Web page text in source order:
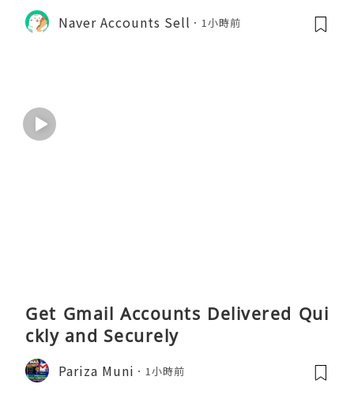
Naver Accounts Sell 1小時前
Get Gmail Accounts Delivered Qui
ckly and Securely
Pariza Muni 1小時前